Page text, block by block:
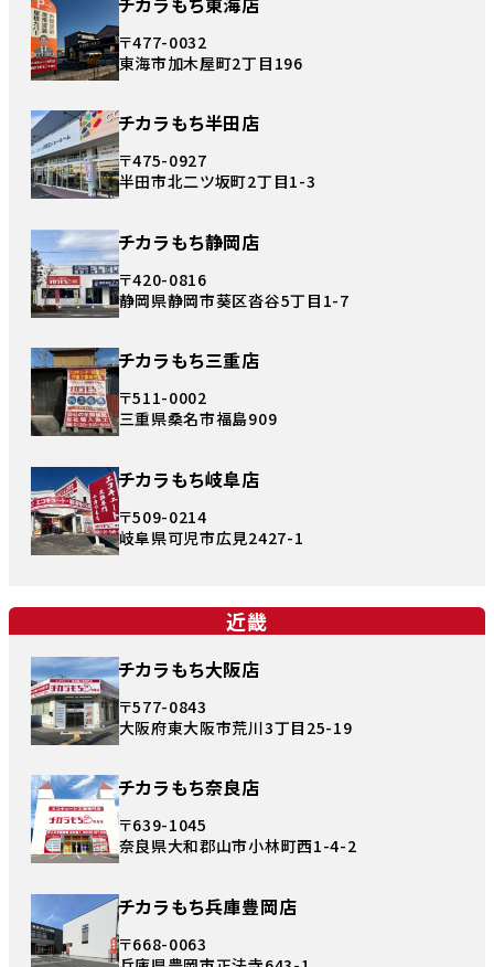
〒477-0032
東海市加木屋町2丁目196
チカラもち半田店
〒475-0927
半田市北二ツ坂町2丁目1-3
チカラもち静岡店
〒420-0816
静岡県静岡市葵区沓谷5丁目1-7
チカラもち三重店
〒511-0002
三重県桑名市福島909
チカラもち岐阜店
〒509-0214
岐阜県可児市広見2427-1
近畿
チカラもち大阪店
〒577-0843
大阪府東大阪市荒川3丁目25-19
チカラもち奈良店
〒639-1045
奈良県大和郡山市小林町西1-4-2
チカラもち兵庫豊岡店
〒668-0063